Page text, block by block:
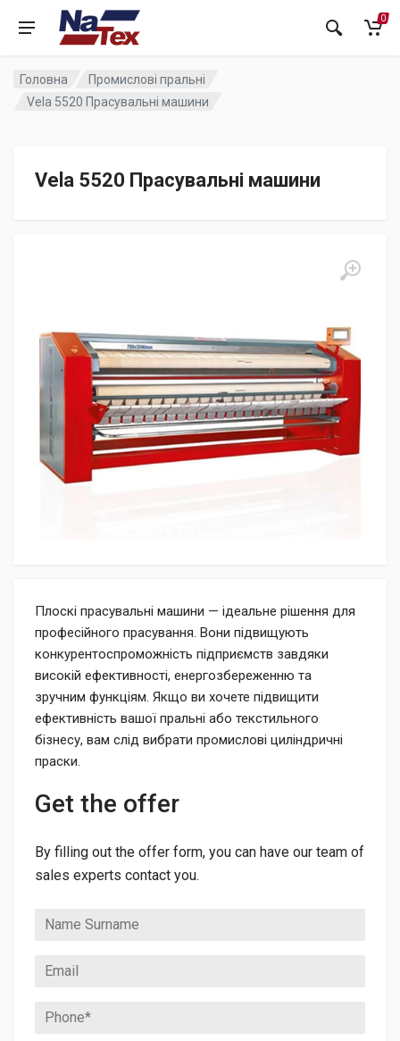
0
Головна
Промислові пральні
Vela 5520 Прасувальні машини
Vela 5520 Прасувальні машини
Плоскі прасувальні машини — ідеальне рішення для
професійного прасування. Вони підвищують
конкурентоспроможність підприємств завдяки
високій ефективності, енергозбереженню та
зручним функціям. Якщо ви хочете підвищити
ефективність вашої пральні або текстильного
бізнесу, вам слід вибрати промислові циліндричні
праски.
Get the offer
By filling out the offer form, you can have our team of
sales experts contact you.